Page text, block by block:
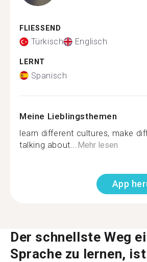
FLIESSEND
Türkisch Englisch
LERNT
Spanisch
Meine Lieblingsthemen
learn different cultures, make
talking about... Mehr lesen
App
Der schnellste Weg
Sprache zu lernen,